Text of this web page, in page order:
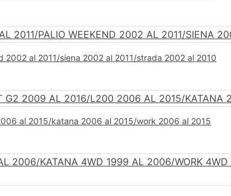
al 2011/siena 2002 al 2011/strada 2002 al 2010
al 2015/katana 2006 al 2015/work 2006 al 2015